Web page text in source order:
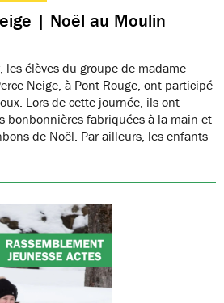
| Noël au Moulin
les élèves du groupe de madame
Neige, à Pont-Rouge, ont participé
Lors de cette journée, ils ont
bonbonnières fabriquées à la main et
de Noël. Par ailleurs, les enfants